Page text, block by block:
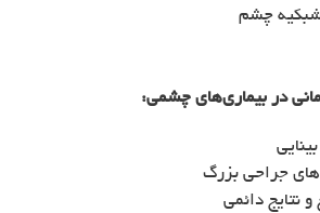
شبکیه چشم
در بیماری‌های چشمی:
جراحی بزرگ
نتایج دائمی